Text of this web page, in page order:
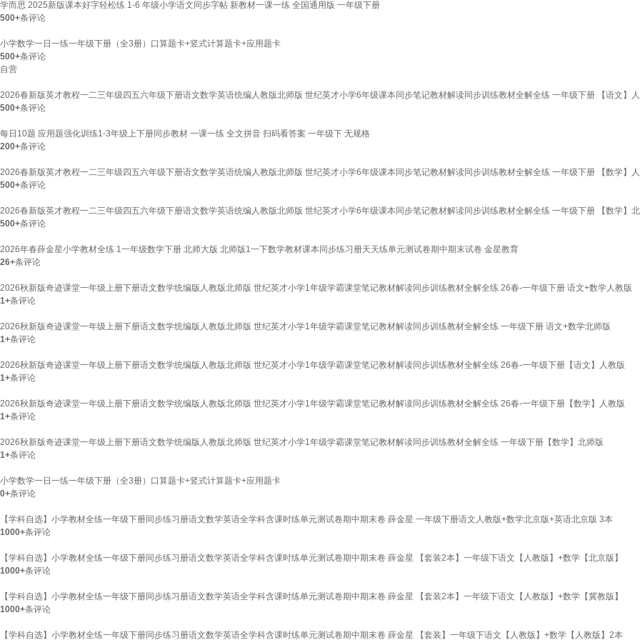
学而思 2025新版课本好字轻松练 1-6 年级小学语文同步字帖 新教材一课一练 全国通用版 一年级下册
500+条评论
小学数学一日一练一年级下册（全3册）口算题卡+竖式计算题卡+应用题卡
500+条评论
自营
2026春新版英才教程一二三年级四五六年级下册语文数学英语统编人教版北师版 世纪英才小学6年级课本同步笔记教材解读同步训练教材全解全练 一年级下册 【语文】
500+条评论
每日10题 应用题强化训练1-3年级上下册同步教材 一课一练 全文拼音 扫码看答案 一年级下 无规格
200+条评论
2026春新版英才教程一二三年级四五六年级下册语文数学英语统编人教版北师版 世纪英才小学6年级课本同步笔记教材解读同步训练教材全解全练 一年级下册 【数学】
500+条评论
2026春新版英才教程一二三年级四五六年级下册语文数学英语统编人教版北师版 世纪英才小学6年级课本同步笔记教材解读同步训练教材全解全练 一年级下册 【数学】
500+条评论
2026年春薛金星小学教材全练 1一年级数学下册 北师大版 北师版1一下数学教材课本同步练习册天天练单元测试卷期中期末试卷 金星教育
26+条评论
2026秋新版奇迹课堂一年级上册下册语文数学统编版人教版北师版 世纪英才小学1年级学霸课堂笔记教材解读同步训练教材全解全练 26春-一年级下册 语文+数学人教版
1+条评论
2026秋新版奇迹课堂一年级上册下册语文数学统编版人教版北师版 世纪英才小学1年级学霸课堂笔记教材解读同步训练教材全解全练 一年级下册 语文+数学北师版
1+条评论
2026秋新版奇迹课堂一年级上册下册语文数学统编版人教版北师版 世纪英才小学1年级学霸课堂笔记教材解读同步训练教材全解全练 26春-一年级下册【语文】人教版
1+条评论
2026秋新版奇迹课堂一年级上册下册语文数学统编版人教版北师版 世纪英才小学1年级学霸课堂笔记教材解读同步训练教材全解全练 26春-一年级下册【数学】人教版
1+条评论
2026秋新版奇迹课堂一年级上册下册语文数学统编版人教版北师版 世纪英才小学1年级学霸课堂笔记教材解读同步训练教材全解全练 一年级下册【数学】北师版
1+条评论
小学数学一日一练一年级下册（全3册）口算题卡+竖式计算题卡+应用题卡
0+条评论
【学科自选】小学教材全练一年级下册同步练习册语文数学英语全学科含课时练单元测试卷期中期末卷 薛金星 一年级下册语文人教版+数学北京版+英语北京版 3本
1000+条评论
【学科自选】小学教材全练一年级下册同步练习册语文数学英语全学科含课时练单元测试卷期中期末卷 薛金星 【套装2本】一年级下语文【人教版】+数学【北京版】
1000+条评论
【学科自选】小学教材全练一年级下册同步练习册语文数学英语全学科含课时练单元测试卷期中期末卷 薛金星 【套装2本】一年级下语文【人教版】+数学【冀教版】
1000+条评论
【学科自选】小学教材全练一年级下册同步练习册语文数学英语全学科含课时练单元测试卷期中期末卷 薛金星 【套装】一年级下语文【人教版】+数学【人教版】2本